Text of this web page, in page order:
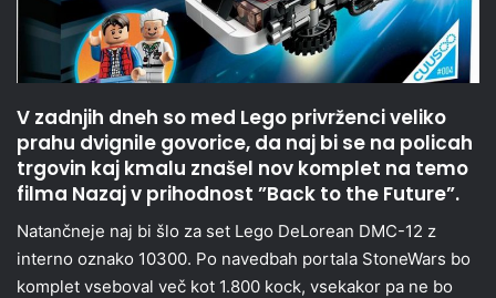
V zadnjih dneh so med Lego privrženci veliko
prahu dvignile govorice, da naj bi se na policah
trgovin kaj kmalu znašel nov komplet na temo
filma Nazaj v prihodnost ”Back to the Future”.
Natančneje naj bi šlo za set Lego DeLorean DMC-12 z
interno oznako 10300. Po navedbah portala StoneWars bo
komplet vseboval več kot 1.800 kock, vsekakor pa ne bo